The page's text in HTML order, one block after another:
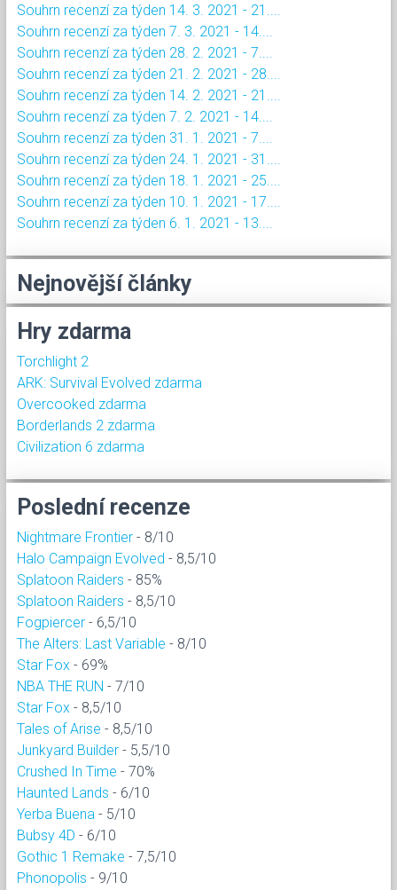
Souhrn recenzí za týden 14. 3. 2021 - 21....
Souhrn recenzí za týden 7. 3. 2021 - 14....
Souhrn recenzí za týden 28. 2. 2021 - 7....
Souhrn recenzí za týden 21. 2. 2021 - 28....
Souhrn recenzí za týden 14. 2. 2021 - 21....
Souhrn recenzí za týden 7. 2. 2021 - 14....
Souhrn recenzí za týden 31. 1. 2021 - 7....
Souhrn recenzí za týden 24. 1. 2021 - 31....
Souhrn recenzí za týden 18. 1. 2021 - 25....
Souhrn recenzí za týden 10. 1. 2021 - 17....
Souhrn recenzí za týden 6. 1. 2021 - 13....
Nejnovější články
Hry zdarma
Torchlight 2
ARK: Survival Evolved zdarma
Overcooked zdarma
Borderlands 2 zdarma
Civilization 6 zdarma
Poslední recenze
Nightmare Frontier - 8/10
Halo Campaign Evolved - 8,5/10
Splatoon Raiders - 85%
Splatoon Raiders - 8,5/10
Fogpiercer - 6,5/10
The Alters: Last Variable - 8/10
Star Fox - 69%
NBA THE RUN - 7/10
Star Fox - 8,5/10
Tales of Arise - 8,5/10
Junkyard Builder - 5,5/10
Crushed In Time - 70%
Haunted Lands - 6/10
Yerba Buena - 5/10
Bubsy 4D - 6/10
Gothic 1 Remake - 7,5/10
Phonopolis - 9/10